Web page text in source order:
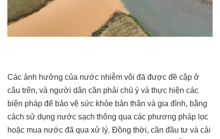
Các ảnh hưởng của nước nhiễm vôi đã được đề cập ở
câu trên, và người dân cần phải chú ý và thực hiện các
biện pháp để bảo vệ sức khỏe bản thân và gia đình, bằng
cách sử dụng nước sạch thông qua các phương pháp lọc
hoặc mua nước đã qua xử lý. Đồng thời, cần đầu tư và cải